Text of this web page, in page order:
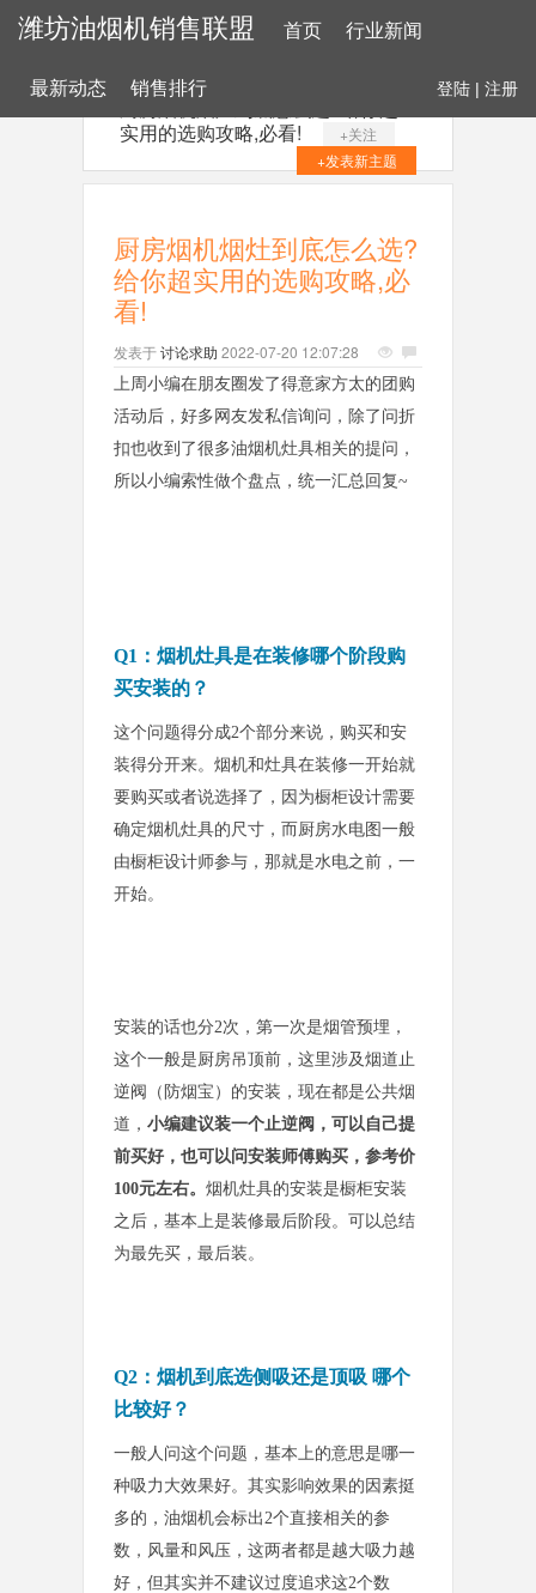
潍坊油烟机销售联盟 首页 行业新闻
最新动态 销售排行 登陆 | 注册
实用的选购攻略,必看!
+关注
+发表新主题
厨房烟机烟灶到底怎么选?
给你超实用的选购攻略,必
看!
发表于讨论求助 2022-07-20 12:07:28
上周小编在朋友圈发了得意家方太的团购
活动后，好多网友发私信询问，除了问折
扣也收到了很多油烟机灶具相关的提问，
所以小编索性做个盘点，统一汇总回复~
Q1：烟机灶具是在装修哪个阶段购
买安装的？
这个问题得分成2个部分来说，购买和安
装得分开来。烟机和灶具在装修一开始就
要购买或者说选择了，因为橱柜设计需要
确定烟机灶具的尺寸，而厨房水电图一般
由橱柜设计师参与，那就是水电之前，一
开始。
安装的话也分2次，第一次是烟管预埋，
这个一般是厨房吊顶前，这里涉及烟道止
逆阀（防烟宝）的安装，现在都是公共烟
道， 小编建议装一个止逆阀，可以自己提
前买好，也可以问安装师傅购买，参考价
100元左右。 烟机灶具的安装是橱柜安装
之后，基本上是装修最后阶段。可以总结
为最先买，最后装。
Q2：烟机到底选侧吸还是顶吸 哪个
比较好？
一般人问这个问题，基本上的意思是哪一
种吸力大效果好。其实影响效果的因素挺
多的，油烟机会标出2个直接相关的参
数，风量和风压，这两者都是越大吸力越
好，但其实并不建议过度追求这2个数